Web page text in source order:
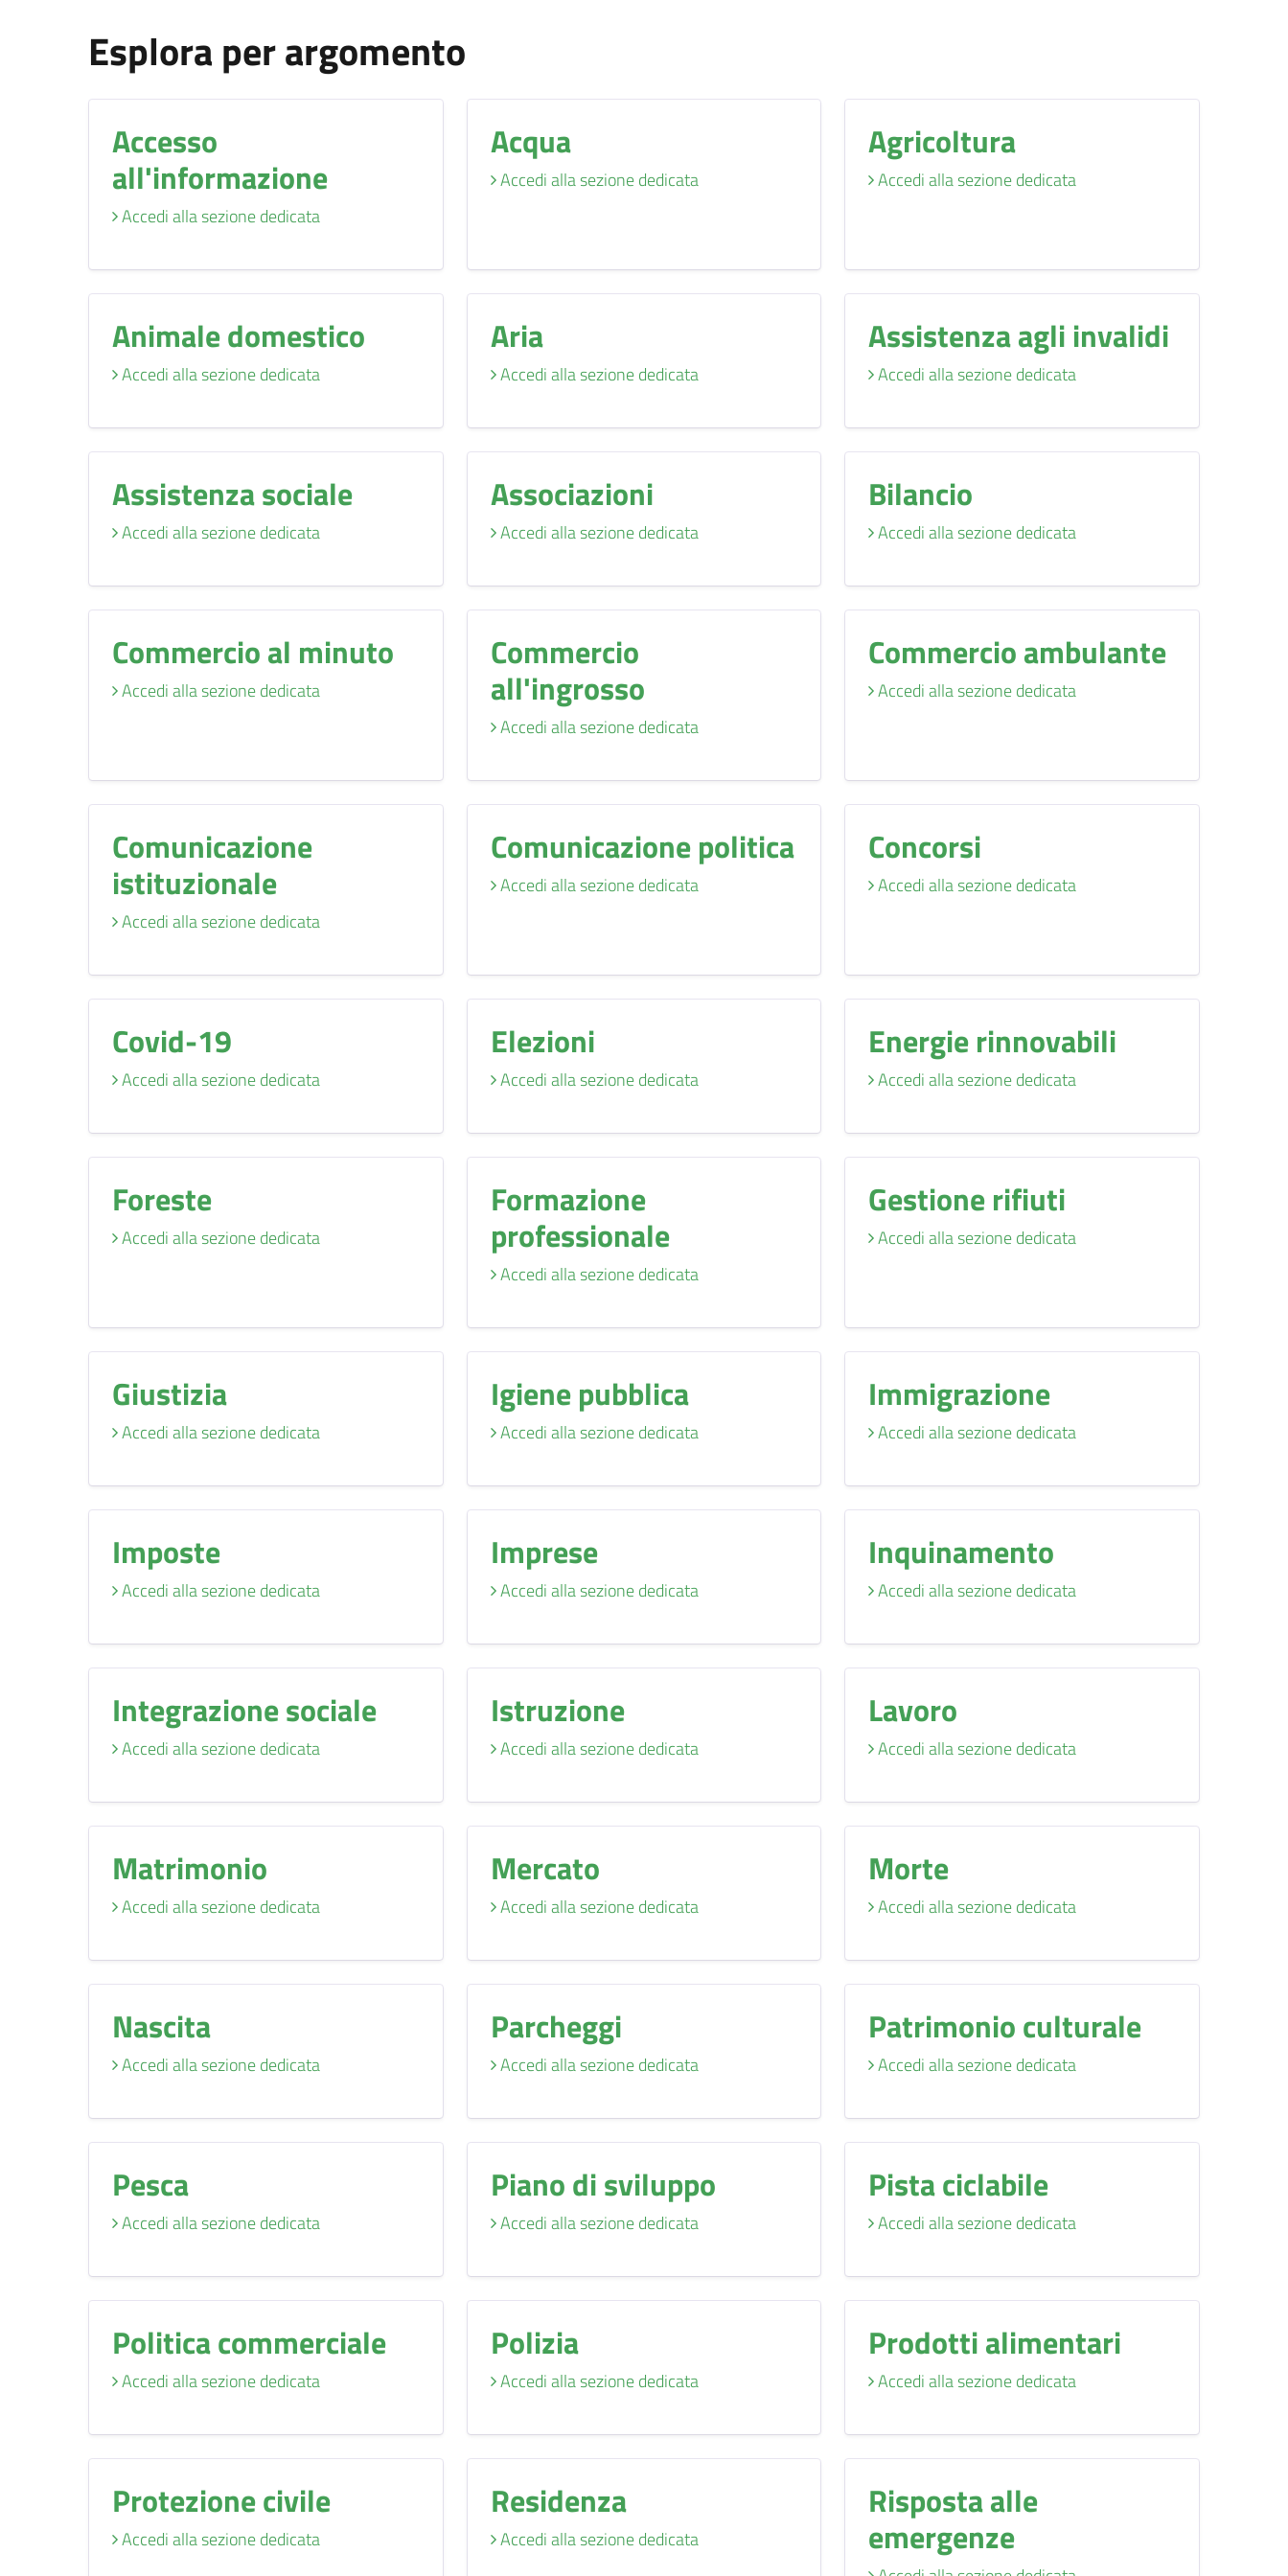
Esplora per argomento
Accesso
all'informazione
Accedi alla sezione dedicata
Acqua
Accedi alla sezione dedicata
Agricoltura
Accedi alla sezione dedicata
Animale domestico
Accedi alla sezione dedicata
Aria
Accedi alla sezione dedicata
Assistenza agli invalidi
Accedi alla sezione dedicata
Assistenza sociale
Accedi alla sezione dedicata
Associazioni
Accedi alla sezione dedicata
Bilancio
Accedi alla sezione dedicata
Commercio al minuto
Accedi alla sezione dedicata
Commercio
all'ingrosso
Accedi alla sezione dedicata
Commercio ambulante
Accedi alla sezione dedicata
Comunicazione
istituzionale
Accedi alla sezione dedicata
Comunicazione politica
Accedi alla sezione dedicata
Concorsi
Accedi alla sezione dedicata
Covid-19
Accedi alla sezione dedicata
Elezioni
Accedi alla sezione dedicata
Energie rinnovabili
Accedi alla sezione dedicata
Foreste
Accedi alla sezione dedicata
Formazione
professionale
Accedi alla sezione dedicata
Gestione rifiuti
Accedi alla sezione dedicata
Giustizia
Accedi alla sezione dedicata
Igiene pubblica
Accedi alla sezione dedicata
Immigrazione
Accedi alla sezione dedicata
Imposte
Accedi alla sezione dedicata
Imprese
Accedi alla sezione dedicata
Inquinamento
Accedi alla sezione dedicata
Integrazione sociale
Accedi alla sezione dedicata
Istruzione
Accedi alla sezione dedicata
Lavoro
Accedi alla sezione dedicata
Matrimonio
Accedi alla sezione dedicata
Mercato
Accedi alla sezione dedicata
Morte
Accedi alla sezione dedicata
Nascita
Accedi alla sezione dedicata
Parcheggi
Accedi alla sezione dedicata
Patrimonio culturale
Accedi alla sezione dedicata
Pesca
Accedi alla sezione dedicata
Piano di sviluppo
Accedi alla sezione dedicata
Pista ciclabile
Accedi alla sezione dedicata
Politica commerciale
Accedi alla sezione dedicata
Polizia
Accedi alla sezione dedicata
Prodotti alimentari
Accedi alla sezione dedicata
Protezione civile
Accedi alla sezione dedicata
Residenza
Accedi alla sezione dedicata
Risposta alle
emergenze